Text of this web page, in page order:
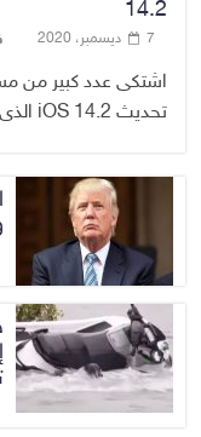
14.2
7 ديسمبر، 2020
اشتكى عدد كبير من
تحديث iOS 14.2 الذى تم إطلاقه منذ عدة أيام، بأن